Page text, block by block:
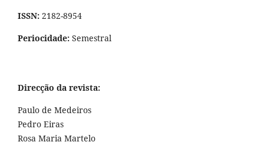
ISSN: 2182-8954
Periocidade: Semestral
Direcção da revista:
Paulo de Medeiros
Pedro Eiras
Rosa Maria Martelo